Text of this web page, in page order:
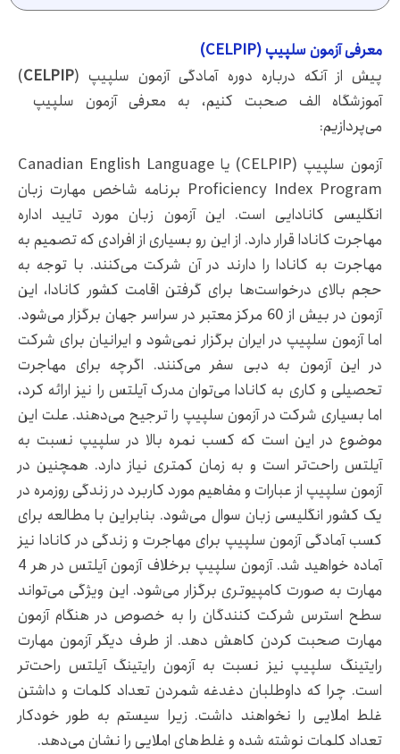
معرفی آزمون سلپیپ (CELPIP)
پیش از آنکه درباره دوره آمادگی آزمون سلپیپ (CELPIP
)
آموزشگاه الف صحبت کنیم، به معرفی آزمون سلپیپ
می‌پردازیم:
آزمون سلپیپ (CELPIP) یا Canadian English Language
Proficiency Index Program برنامه شاخص مهارت زبان
انگلیسی کانادایی است. این آزمون زبان مورد تایید اداره
مهاجرت کانادا قرار دارد‌. از این رو بسیاری از افرادی که تصمیم به
مهاجرت به کانادا را دارند در آن شرکت می‌کنند. با توجه به
حجم بالای درخواست‌ها برای گرفتن اقامت کشور کانادا، این
آزمون در بیش از 60 مرکز معتبر در سراسر جهان برگزار می‌شود.
اما آزمون سلپیپ در ایران برگزار نمی‌شود و ایرانیان برای شرکت
در این آزمون به دبی سفر می‌کنند. اگرچه برای مهاجرت
تحصیلی و کاری به کانادا می‌توان مدرک آیلتس را نیز ارائه کرد،
اما بسیاری شرکت در آزمون سلپیپ را ترجیح می‌دهند. علت این
موضوع در این است که کسب نمره بالا در سلپیپ نسبت به
آیلتس راحت‌تر است و به زمان کمتری نیاز دارد. همچنین در
آزمون سلپیپ از عبارات و مفاهیم مورد کاربرد در زندگی روزمره در
یک کشور انگلیسی زبان سوال می‌شود. بنابراین با مطالعه برای
کسب آمادگی آزمون سلپیپ برای مهاجرت و زندگی در کانادا نیز
آماده خواهید شد. آزمون سلپیپ برخلاف آزمون آیلتس در هر 4
مهارت به صورت کامپیوتری برگزار می‌شود. این ویژگی می‌تواند
سطح استرس شرکت کنندگان را به خصوص در هنگام آزمون
مهارت صحبت کردن کاهش دهد. از طرف دیگر آزمون مهارت
رایتینگ سلپیپ نیز نسبت به آزمون رایتینگ آیلتس راحت‌تر
است. چرا که داوطلبان دغدغه شمردن تعداد کلمات و داشتن
غلط املایی را نخواهند داشت. زیرا سیستم به طور خودکار
تعداد کلمات نوشته شده و غلط‌های املایی را نشان می‌دهد.